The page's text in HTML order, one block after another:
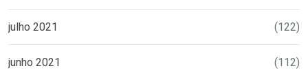
julho 2021 (122)
junho 2021 (112)